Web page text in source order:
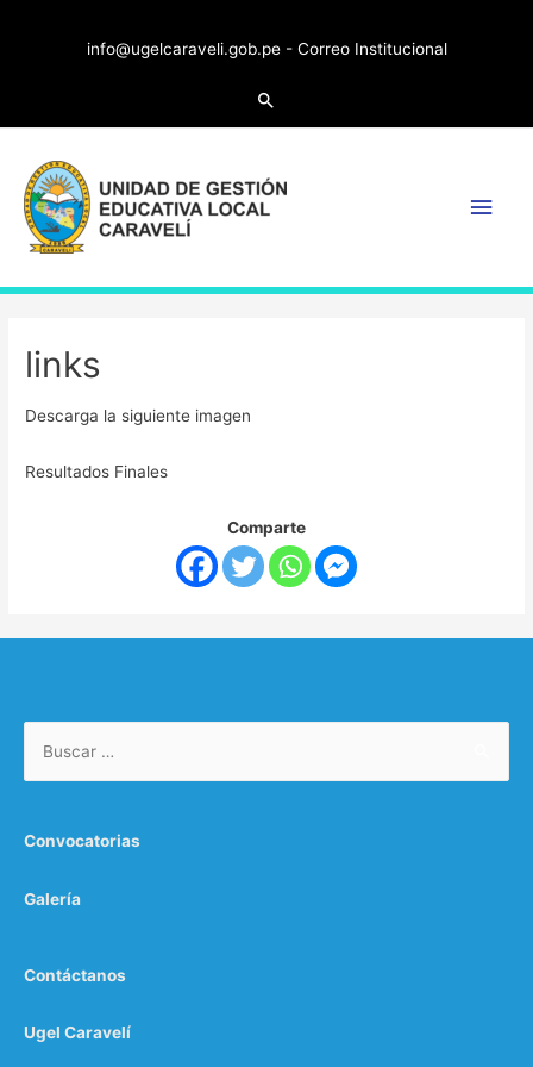
info@ugelcaraveli.gob.pe - Correo Institucional
Search
Main
links
Descarga la siguiente imagen
Resultados Finales
Comparte
Convocatorias
Galería
Contáctanos
Ugel Caravelí